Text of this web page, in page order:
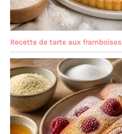
Recette de tarte aux framboises